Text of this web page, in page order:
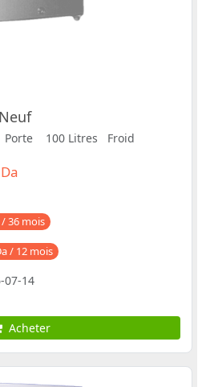
Porte 100 Litres Froid
/ 36 mois
/ 12 mois
07-14
Acheter